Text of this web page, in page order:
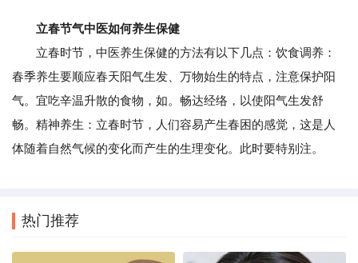
立春节气中医如何养生保健
立春时节，中医养生保健的方法有以下几点：饮食调养：
春季养生要顺应春天阳气生发、万物始生的特点，注意保护阳
气。宜吃辛温升散的食物，如。畅达经络，以使阳气生发舒
畅。精神养生：立春时节，人们容易产生春困的感觉，这是人
体随着自然气候的变化而产生的生理变化。此时要特别注。
热门推荐